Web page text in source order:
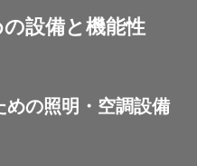
設備と機能性
めの照明・空調設備